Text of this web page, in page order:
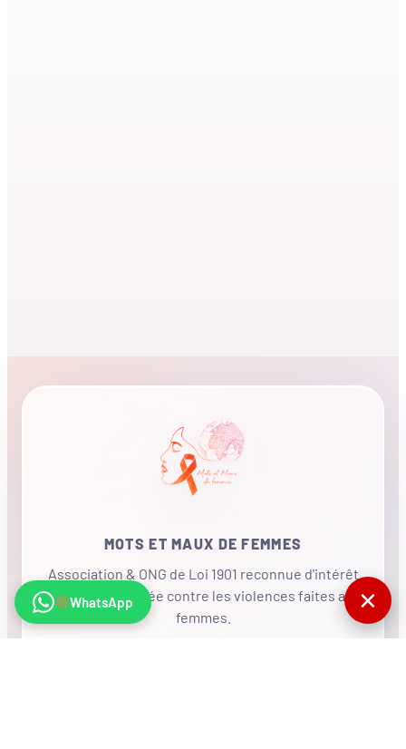
MOTS ET MAUX DE FEMMES
Association & ONG de Loi 1901 reconnue d'intérêt
général, mobilisée contre les violences faites aux
femmes.
WhatsApp ✕